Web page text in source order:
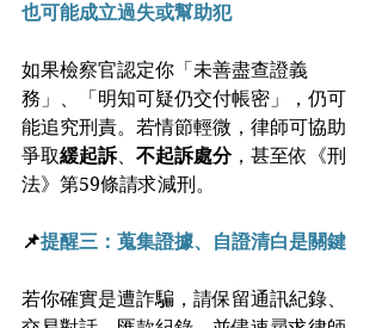
也可能成立過失或幫助犯
如果檢察官認定你「未善盡查證義
務」、「明知可疑仍交付帳密」，仍可
能追究刑責。若情節輕微，律師可協助
爭取緩起訴、 不起訴處分，甚至依《刑
法》第59條請求減刑。
📌提醒三：蒐集證據、自證清白是關鍵
若你確實是遭詐騙，請保留通訊紀錄、